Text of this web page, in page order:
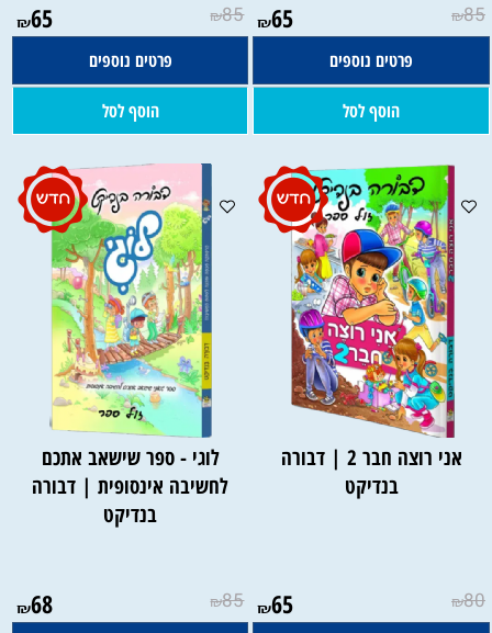
₪85
₪65
פרטים נוספים
הוסף לסל
₪85
₪65
פרטים נוספים
הוסף לסל
אני רוצה חבר 2 | דבורה
בנדיקט
₪80
₪65
לוגי - ספר שישאב אתכם
לחשיבה אינסופית | דבורה
בנדיקט
₪85
₪68